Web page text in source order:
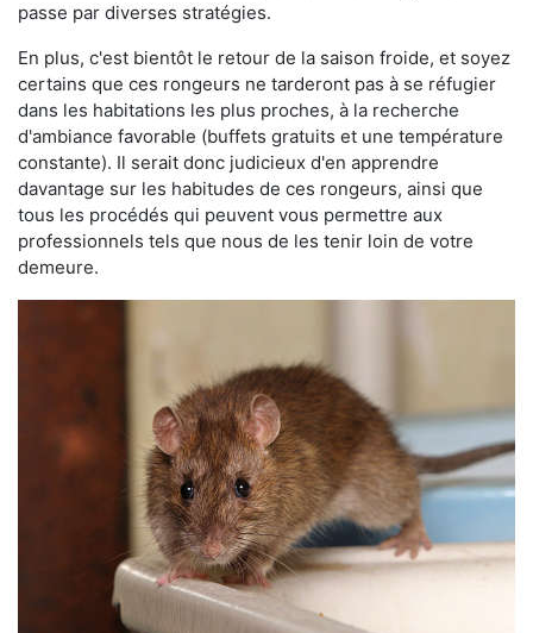
passe par diverses stratégies.
En plus, c'est bientôt le retour de la saison froide, et soyez
certains que ces rongeurs ne tarderont pas à se réfugier
dans les habitations les plus proches, à la recherche
d'ambiance favorable (buffets gratuits et une température
constante). Il serait donc judicieux d'en apprendre
davantage sur les habitudes de ces rongeurs, ainsi que
tous les procédés qui peuvent vous permettre aux
professionnels tels que nous de les tenir loin de votre
demeure.